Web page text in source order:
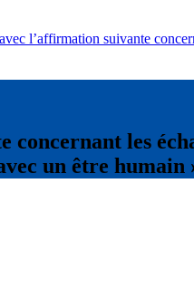
l’affirmation suivante
les
un être humain